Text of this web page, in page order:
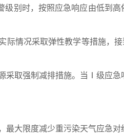
级别时，按照应急响应由低到
情况采取弹性教学等措施，
采取强制减排措施。当Ⅰ级应急
大限度减少重污染天气应急